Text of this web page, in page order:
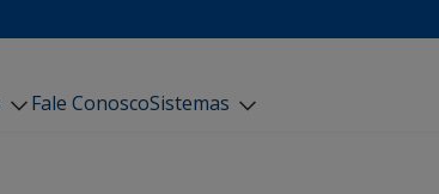
Fale ConoscoSistemas